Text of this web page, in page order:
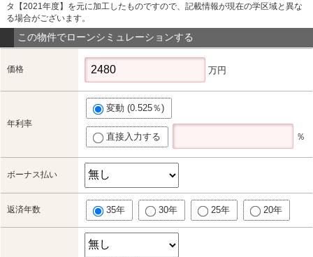
タ【2021年度】を元に加工したものですので、記載情報が現在の学区域と異な
る場合がございます。
この物件でローンシミュレーションする
価格 万円
年利率
変動 (0.525％)
直接入力する ％
ボーナス払い
返済年数 35年 30年 25年 20年